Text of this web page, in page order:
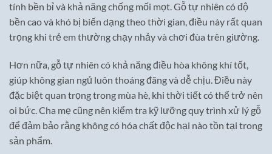
tính bền bỉ và khả năng chống mối mọt. Gỗ tự nhiên có độ
bền cao và khó bị biến dạng theo thời gian, điều này rất quan
trọng khi trẻ em thường chạy nhảy và chơi đùa trên giường.
Hơn nữa, gỗ tự nhiên có khả năng điều hòa không khí tốt,
giúp không gian ngủ luôn thoáng đãng và dễ chịu. Điều này
đặc biệt quan trọng trong mùa hè, khi thời tiết có thể trở nên
oi bức. Cha mẹ cũng nên kiểm tra kỹ lưỡng quy trình xử lý gỗ
để đảm bảo rằng không có hóa chất độc hại nào tồn tại trong
sản phẩm.